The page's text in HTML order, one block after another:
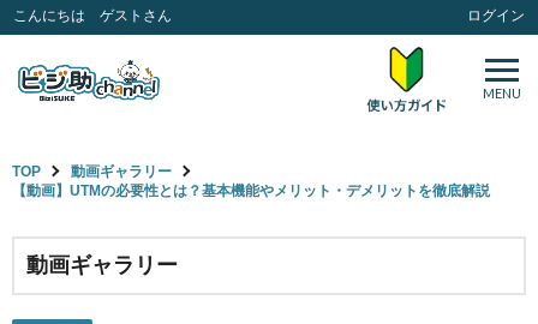
こんにちは ゲストさん ログイン
MENU
TOP
動画ギャラリー
【動画】UTMの必要性とは？基本機能やメリット・デメリットを徹底解説
動画ギャラリー